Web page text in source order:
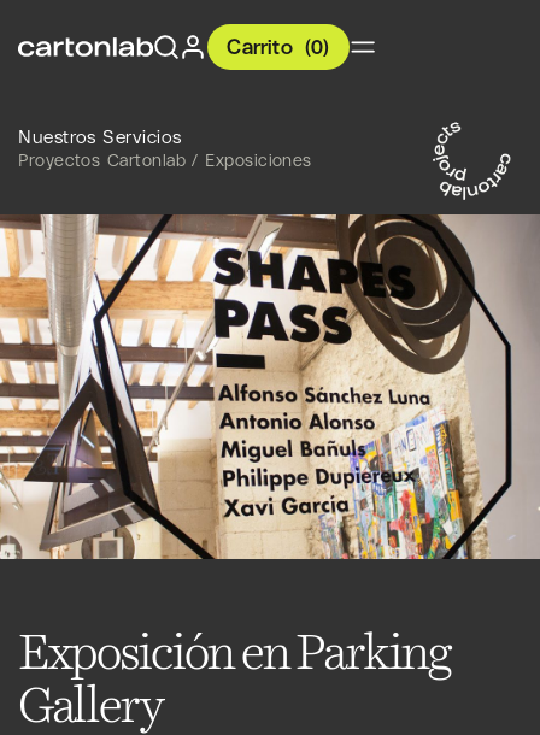
Carrito (0)
Nuestros Servicios
Proyectos Cartonlab / Exposiciones
Exposición en Parking
Gallery